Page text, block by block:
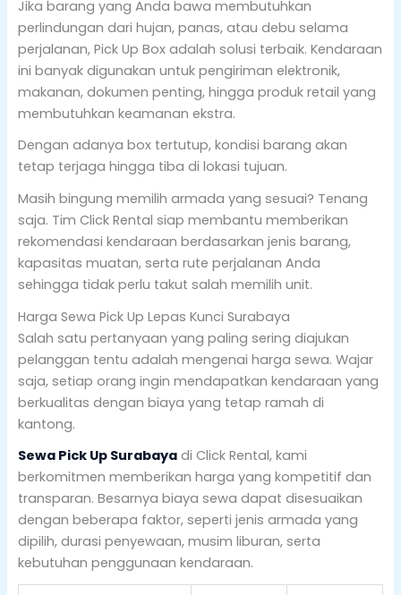
Jika barang yang Anda bawa membutuhkan
perlindungan dari hujan, panas, atau debu selama
perjalanan, Pick Up Box adalah solusi terbaik. Kendaraan
ini banyak digunakan untuk pengiriman elektronik,
makanan, dokumen penting, hingga produk retail yang
membutuhkan keamanan ekstra.
Dengan adanya box tertutup, kondisi barang akan
tetap terjaga hingga tiba di lokasi tujuan.
Masih bingung memilih armada yang sesuai? Tenang
saja. Tim Click Rental siap membantu memberikan
rekomendasi kendaraan berdasarkan jenis barang,
kapasitas muatan, serta rute perjalanan Anda
sehingga tidak perlu takut salah memilih unit.
Harga Sewa Pick Up Lepas Kunci Surabaya
Salah satu pertanyaan yang paling sering diajukan
pelanggan tentu adalah mengenai harga sewa. Wajar
saja, setiap orang ingin mendapatkan kendaraan yang
berkualitas dengan biaya yang tetap ramah di
kantong.
Sewa Pick Up Surabayadi Click Rental, kami
berkomitmen memberikan harga yang kompetitif dan
transparan. Besarnya biaya sewa dapat disesuaikan
dengan beberapa faktor, seperti jenis armada yang
dipilih, durasi penyewaan, musim liburan, serta
kebutuhan penggunaan kendaraan.